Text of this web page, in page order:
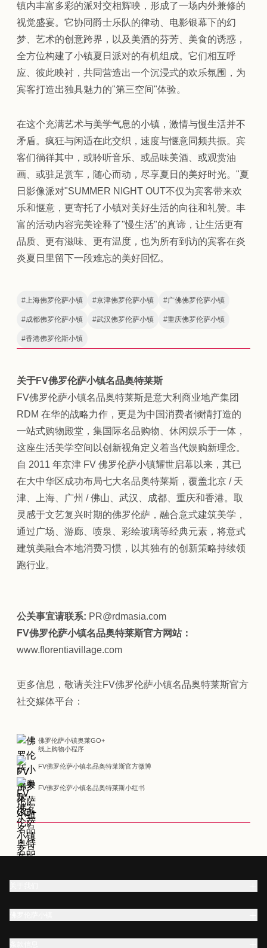
镇内丰富多彩的派对交相辉映，形成了一场内外兼修的
视觉盛宴。它协同爵士乐队的律动、电影银幕下的幻
梦、艺术的创意跨界，以及美酒的芬芳、美食的诱惑，
全方位构建了小镇夏日派对的有机组成。它们相互呼
应、彼此映衬，共同营造出一个沉浸式的欢乐氛围，为
宾客打造出独具魅力的"第三空间"体验。
在这个充满艺术与美学气息的小镇，激情与慢生活并不
矛盾。疯狂与闲适在此交织，速度与惬意同频共振。宾
客们徜徉其中，或聆听音乐、或品味美酒、或观赏油
画、或驻足赏车，随心而动，尽享夏日的美好时光。"夏
日影像派对"SUMMER NIGHT OUT不仅为宾客带来欢
乐和惬意，更寄托了小镇对美好生活的向往和礼赞。丰
富的活动内容完美诠释了"慢生活"的真谛，让生活更有
品质、更有滋味、更有温度，也为所有到访的宾客在炎
炎夏日里留下一段难忘的美好回忆。
#上海佛罗伦萨小镇 #京津佛罗伦萨小镇 #广佛佛罗伦萨小镇
#成都佛罗伦萨小镇 #武汉佛罗伦萨小镇 #重庆佛罗伦萨小镇
#香港佛罗伦斯小镇
关于FV佛罗伦萨小镇名品奥特莱斯
FV佛罗伦萨小镇名品奥特莱斯是意大利商业地产集团
RDM 在华的战略力作，更是为中国消费者倾情打造的
一站式购物殿堂，集国际名品购物、休闲娱乐于一体，
这座生活美学空间以创新视角定义着当代娱购新理念。
自 2011 年京津 FV 佛罗伦萨小镇耀世启幕以来，其已
在大中华区成功布局七大名品奥特莱斯，覆盖北京 / 天
津、上海、广州 / 佛山、武汉、成都、重庆和香港。取
灵感于文艺复兴时期的佛罗伦萨，融合意式建筑美学，
通过广场、游廊、喷泉、彩绘玻璃等经典元素，将意式
建筑美融合本地消费习惯，以其独有的创新策略持续领
跑行业。
公关事宜请联系: PR@rdmasia.com
FV佛罗伦萨小镇名品奥特莱斯官方网站：
www.florentiavillage.com
更多信息，敬请关注FV佛罗伦萨小镇名品奥特莱斯官方
社交媒体平台：
佛罗伦萨小镇奥莱GO+
线上购物小程序
FV佛罗伦萨小镇名品奥特莱斯官方微博
FV佛罗伦萨小镇名品奥特莱斯小红书